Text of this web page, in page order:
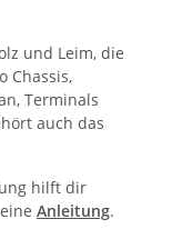
und Leim, die
Chassis,
Terminals
auch das
hilft dir
Anleitung.